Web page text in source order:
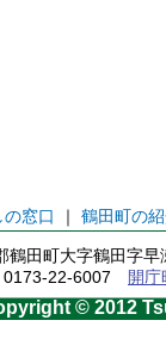
の窓口 ｜ 鶴田町の
田町大字鶴田字早
0173-22-6007
開
© 2012